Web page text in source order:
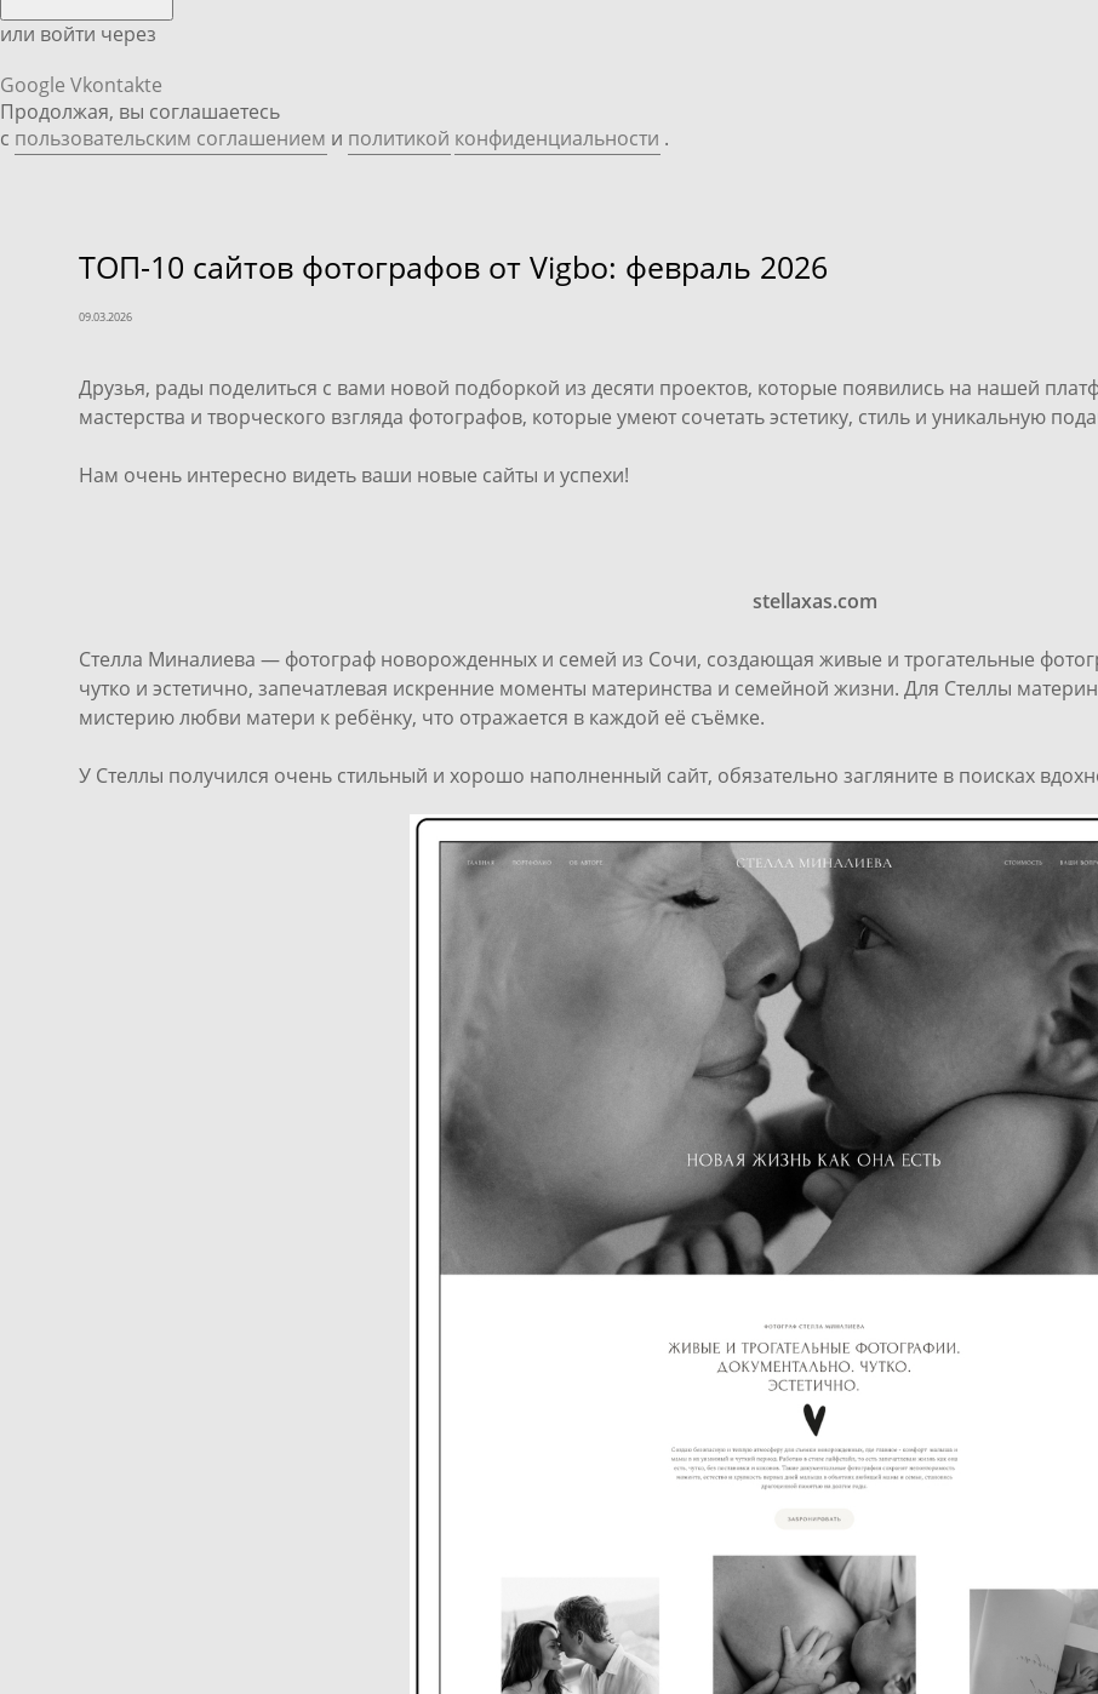
или войти через
Google Vkontakte
Продолжая, вы соглашаетесь
с пользовательским соглашением и политикой конфиденциальности .
ТОП-10 сайтов фотографов от Vigbo: февраль 2026
09.03.2026
Друзья, рады поделиться с вами новой подборкой из десяти проектов, которые появились на нашей
мастерства и творческого взгляда фотографов, которые умеют сочетать эстетику, стиль и уникальную
Нам очень интересно видеть ваши новые сайты и успехи!
stellaxas.com
Стелла Миналиева — фотограф новорожденных и семей из Сочи, создающая живые и трогательные
чутко и эстетично, запечатлевая искренние моменты материнства и семейной жизни. Для Стеллы
мистерию любви матери к ребёнку, что отражается в каждой её съёмке.
У Стеллы получился очень стильный и хорошо наполненный сайт, обязательно загляните в поисках